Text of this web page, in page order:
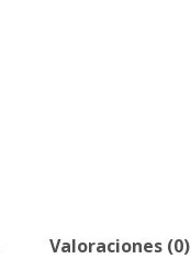
Valoraciones (0)